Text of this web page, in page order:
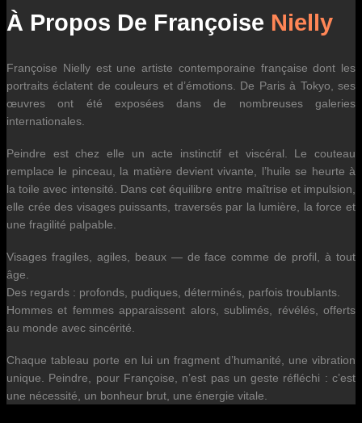
À Propos De Françoise Nielly
Françoise Nielly est une artiste contemporaine française dont les
portraits éclatent de couleurs et d’émotions. De Paris à Tokyo, ses
œuvres ont été exposées dans de nombreuses galeries
internationales.
Peindre est chez elle un acte instinctif et viscéral. Le couteau
remplace le pinceau, la matière devient vivante, l’huile se heurte à
la toile avec intensité. Dans cet équilibre entre maîtrise et impulsion,
elle crée des visages puissants, traversés par la lumière, la force et
une fragilité palpable.
Visages fragiles, agiles, beaux — de face comme de profil, à tout
âge.
Des regards : profonds, pudiques, déterminés, parfois troublants.
Hommes et femmes apparaissent alors, sublimés, révélés, offerts
au monde avec sincérité.
Chaque tableau porte en lui un fragment d’humanité, une vibration
unique. Peindre, pour Françoise, n’est pas un geste réfléchi : c’est
une nécessité, un bonheur brut, une énergie vitale.